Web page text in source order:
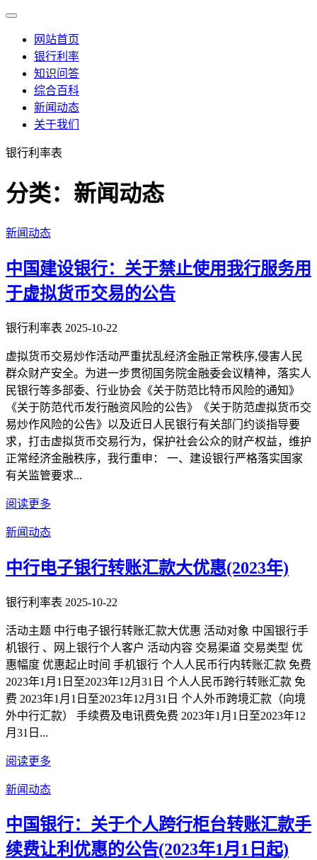
网站首页
银行利率
知识问答
综合百科
新闻动态
关于我们
银行利率表
分类：新闻动态
新闻动态
中国建设银行：关于禁止使用我行服务用
于虚拟货币交易的公告
银行利率表 2025-10-22
虚拟货币交易炒作活动严重扰乱经济金融正常秩序,侵害人民
群众财产安全。为进一步贯彻国务院金融委会议精神，落实人
民银行等多部委、行业协会《关于防范比特币风险的通知》
《关于防范代币发行融资风险的公告》《关于防范虚拟货币交
易炒作风险的公告》以及近日人民银行有关部门约谈指导要
求，打击虚拟货币交易行为，保护社会公众的财产权益，维护
正常经济金融秩序，我行重申： 一、建设银行严格落实国家
有关监管要求...
阅读更多
新闻动态
中行电子银行转账汇款大优惠(2023年)
银行利率表 2025-10-22
活动主题 中行电子银行转账汇款大优惠 活动对象 中国银行手
机银行 、网上银行个人客户 活动内容 交易渠道 交易类型 优
惠幅度 优惠起止时间 手机银行 个人人民币行内转账汇款 免费
2023年1月1日至2023年12月31日 个人人民币跨行转账汇款 免
费 2023年1月1日至2023年12月31日 个人外币跨境汇款（向境
外中行汇款） 手续费及电讯费免费 2023年1月1日至2023年12
月31日...
阅读更多
新闻动态
中国银行：关于个人跨行柜台转账汇款手
续费让利优惠的公告(2023年1月1日起)